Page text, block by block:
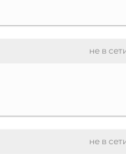
не в
не в